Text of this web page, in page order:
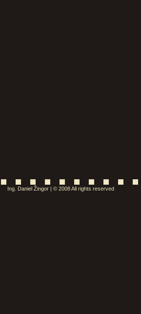
Ing. Daniel Žingor | © 2008 All rights reserved